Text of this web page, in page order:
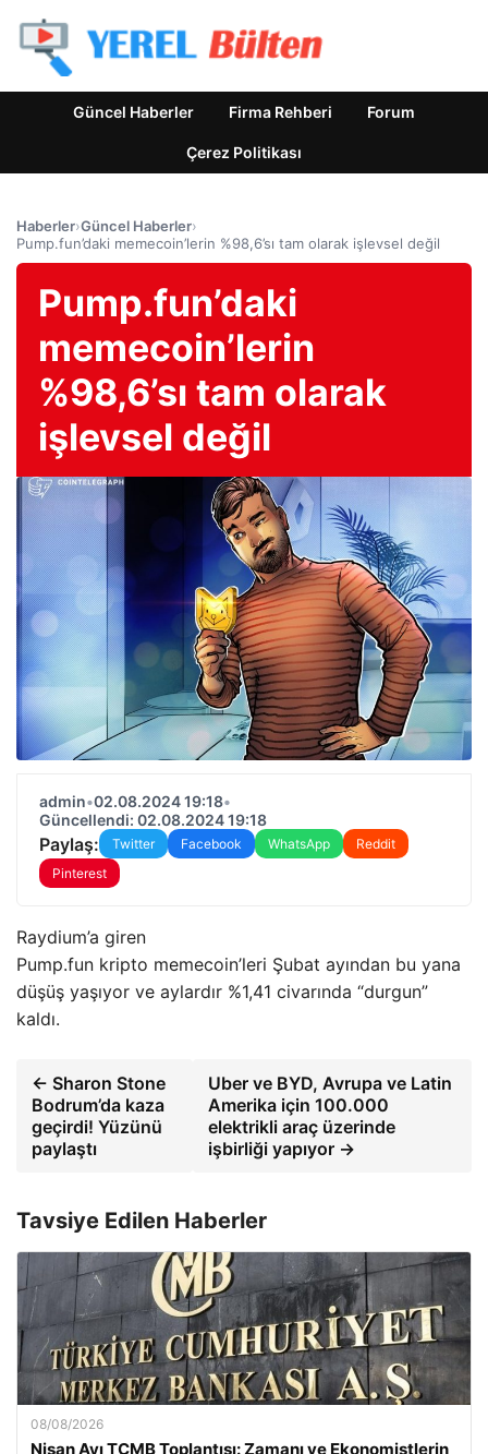
Güncel Haberler Firma Rehberi Forum
Çerez Politikası
Haberler›Güncel Haberler›
Pump.fun’daki memecoin’lerin %98,6’sı tam olarak işlevsel değil
Pump.fun’daki
memecoin’lerin
%98,6’sı tam olarak
işlevsel değil
admin•02.08.2024 19:18•
Güncellendi: 02.08.2024 19:18
Paylaş: Twitter Facebook WhatsApp
Reddit
Pinterest
Raydium’a giren
Pump.fun kripto memecoin’leri Şubat ayından bu yana
düşüş yaşıyor ve aylardır %1,41 civarında “durgun”
kaldı.
← Sharon Stone
Bodrum’da kaza
geçirdi! Yüzünü
paylaştı
Uber ve BYD, Avrupa ve Latin
Amerika için 100.000
elektrikli araç üzerinde
işbirliği yapıyor →
Tavsiye Edilen Haberler
08/08/2026
Nisan Ayı TCMB Toplantısı: Zamanı ve Ekonomistlerin